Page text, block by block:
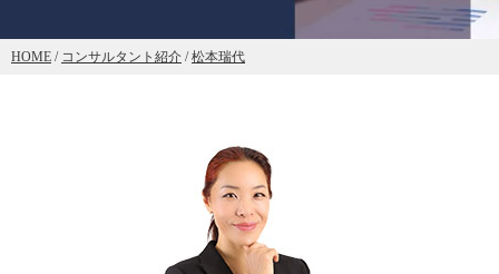
HOME / コンサルタント紹介 /松本瑞代